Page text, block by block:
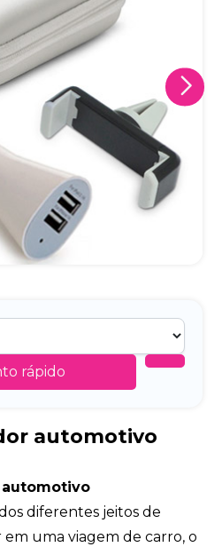
rápido
automotivo
diferentes jeitos de
uma viagem de carro, o
conversa